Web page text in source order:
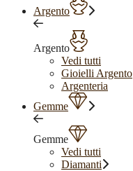
Argento
Argento
Vedi tutti
Gioielli Argento
Argenteria
Gemme
Gemme
Vedi tutti
Diamanti